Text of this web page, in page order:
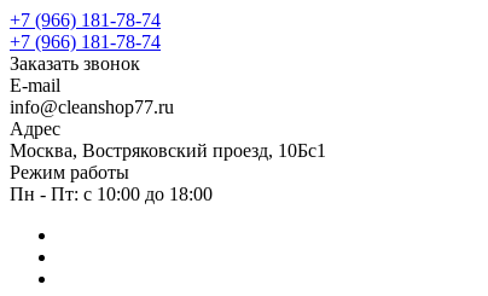
+7 (966) 181-78-74
+7 (966) 181-78-74
Заказать звонок
E-mail
info@cleanshop77.ru
Адрес
Москва, Востряковский проезд, 10Бс1
Режим работы
Пн - Пт: с 10:00 до 18:00